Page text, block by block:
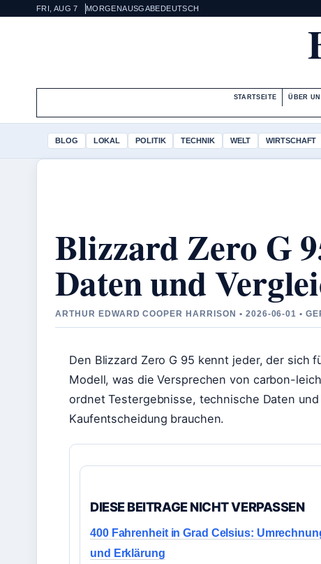
FRI, AUG 7 MORGENAUSGABEDEUTSCH
STARTSEITE ÜBER
BLOG LOKAL POLITIK TECHNIK WELT WIRTSCHAFT
Blizzard Zero G
Daten und
ARTHUR EDWARD COOPER HARRISON • 2026-06-01 •
Den Blizzard Zero G 95 kennt jeder, der sich
Modell, was die Versprechen von carbon-
ordnet Testergebnisse, technische Daten
Kaufentscheidung brauchen.
DIESE BEITRAGE NICHT VERPASSEN
400 Fahrenheit in Grad Celsius:
und Erklärung